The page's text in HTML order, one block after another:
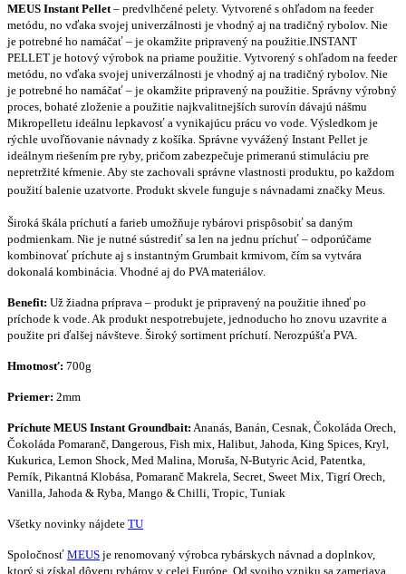
MEUS Instant Pellet – predvlhčené pelety. Vytvorené s ohľadom na feeder
metódu, no vďaka svojej univerzálnosti je vhodný aj na tradičný rybolov. Nie
je potrebné ho namáčať – je okamžite pripravený na použitie. INSTANT
PELLET je hotový výrobok na priame použitie. Vytvorený s ohľadom na feeder
metódu, no vďaka svojej univerzálnosti je vhodný aj na tradičný rybolov. Nie
je potrebné ho namáčať – je okamžite pripravený na použitie. Správny výrobný
proces, bohaté zloženie a použitie najkvalitnejších surovín dávajú nášmu
Mikropelletu ideálnu lepkavosť a vynikajúcu prácu vo vode. Výsledkom je
rýchle uvoľňovanie návnady z košíka. Správne vyvážený Instant Pellet je
ideálnym riešením pre ryby, pričom zabezpečuje primeranú stimuláciu pre
nepretržité kŕmenie. Aby ste zachovali správne vlastnosti produktu, po každom
použití balenie uzatvorte. Produkt skvele funguje s návnadami značky Meus.
Široká škála príchutí a farieb umožňuje rybárovi prispôsobiť sa daným
podmienkam. Nie je nutné sústrediť sa len na jednu príchuť – odporúčame
kombinovať príchute aj s instantným Grumbait krmivom, čím sa vytvára
dokonalá kombinácia. Vhodné aj do PVA materiálov.
Benefit: Už žiadna príprava – produkt je pripravený na použitie ihneď po
príchode k vode. Ak produkt nespotrebujete, jednoducho ho znovu uzavrite a
použite pri ďalšej návšteve. Široký sortiment príchutí. Nerozpúšťa PVA.
Hmotnosť: 700g
Priemer: 2mm
Príchute MEUS Instant Groundbait: Ananás, Banán, Cesnak, Čokoláda Orech,
Čokoláda Pomaranč, Dangerous, Fish mix, Halibut, Jahoda, King Spices, Kryl,
Kukurica, Lemon Shock, Med Malina, Moruša, N-Butyric Acid, Patentka,
Perník, Pikantná Klobása, Pomaranč Makrela, Secret, Sweet Mix, Tigrí Orech,
Vanilla, Jahoda & Ryba, Mango & Chilli, Tropic, Tuniak
Všetky novinky nájdete TU
Spoločnosť MEUS je renomovaný výrobca rybárskych návnad a doplnkov,
ktorý si získal dôveru rybárov v celej Európe. Od svojho vzniku sa zameriava